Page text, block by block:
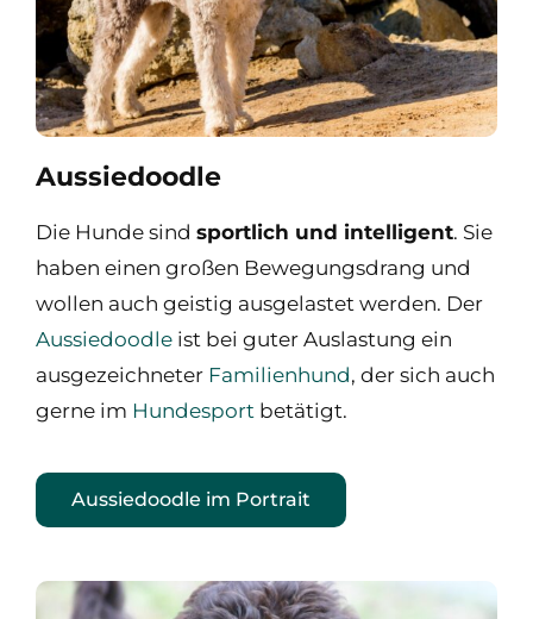
Aussiedoodle
Die Hunde sind sportlich und intelligent. Sie
haben einen großen Bewegungsdrang und
wollen auch geistig ausgelastet werden. Der
Aussiedoodle ist bei guter Auslastung ein
ausgezeichneter Familienhund, der sich auch
gerne im Hundesport betätigt.
Aussiedoodle im Portrait